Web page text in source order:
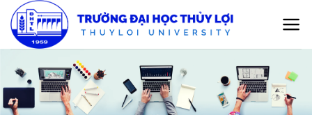
qua
nội